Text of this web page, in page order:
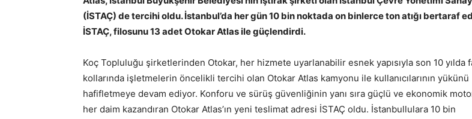
(İSTAÇ) de tercihi oldu. İstanbul’da her gün 10 bin noktada on binlerce ton atığı bertaraf
İSTAÇ, filosunu 13 adet Otokar Atlas ile güçlendirdi.
Koç Topluluğu şirketlerinden Otokar, her hizmete uyarlanabilir esnek yapısıyla son 10 yılda
kollarında işletmelerin öncelikli tercihi olan Otokar Atlas kamyonu ile kullanıcılarının yükünü
hafifletmeye devam ediyor. Konforu ve sürüş güvenliğinin yanı sıra güçlü ve ekonomik
her daim kazandıran Otokar Atlas’ın yeni teslimat adresi İSTAÇ oldu. İstanbullulara 10 bin